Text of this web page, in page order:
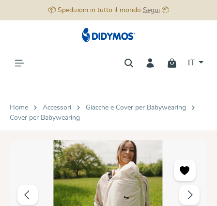
📦 Spedizioni in tutto il mondo Segui📦
Home Accessori
Giacche e Cover per Babywearing
Cover per Babywearing
Salta la galleria di immagini